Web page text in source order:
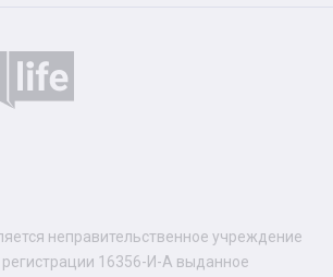
неправительственное учреждение
16356-И-А выданное